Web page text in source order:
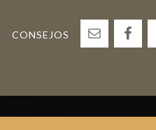
CONSEJOS